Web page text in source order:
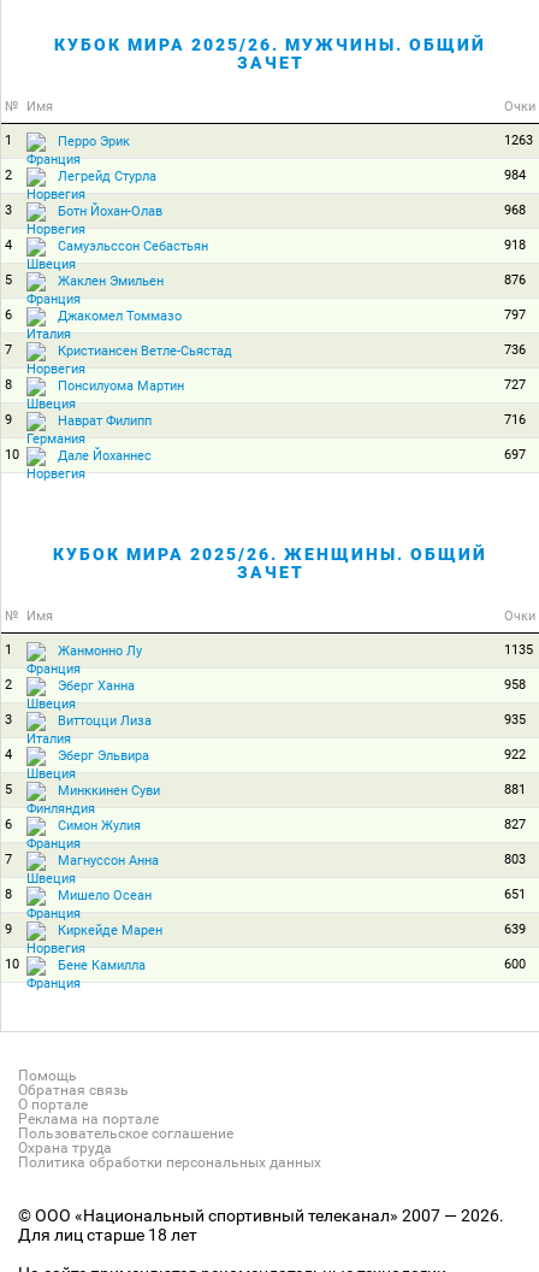
КУБОК МИРА 2025/26. МУЖЧИНЫ. ОБЩИЙ
ЗАЧЕТ
№ Имя Очки
1 Перро Эрик 1263
2 Легрейд Стурла 984
3 Ботн Йохан-Олав 968
4 Самуэльссон Себастьян 918
5 Жаклен Эмильен 876
6 Джакомел Томмазо 797
7 Кристиансен Ветле-Сьястад 736
8 Понсилуома Мартин 727
9 Наврат Филипп 716
10 Дале Йоханнес 697
КУБОК МИРА 2025/26. ЖЕНЩИНЫ. ОБЩИЙ
ЗАЧЕТ
№ Имя Очки
1 Жанмонно Лу 1135
2 Эберг Ханна 958
3 Виттоцци Лиза 935
4 Эберг Эльвира 922
5 Минккинен Суви 881
6 Симон Жулия 827
7 Магнуссон Анна 803
8 Мишело Осеан 651
9 Киркейде Марен 639
10 Бене Камилла 600
Помощь
Обратная связь
О портале
Реклама на портале
Пользовательское соглашение
Охрана труда
Политика обработки персональных данных
© ООО «Национальный спортивный телеканал» 2007 — 2026.
Для лиц старше 18 лет